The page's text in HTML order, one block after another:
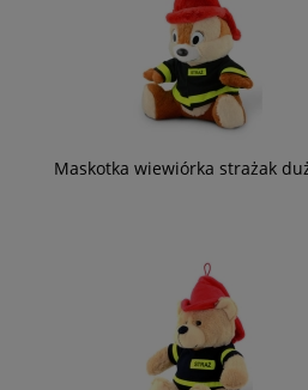
Maskotka wiewiórka strażak